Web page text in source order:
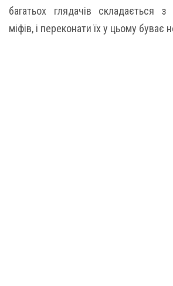
багатьох глядачів складається з
міфів, і переконати їх у цьому буває